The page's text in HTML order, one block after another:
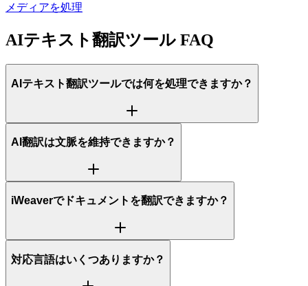
メディアを処理
AIテキスト翻訳ツール FAQ
AIテキスト翻訳ツールでは何を処理できますか？
AI翻訳は文脈を維持できますか？
iWeaverでドキュメントを翻訳できますか？
対応言語はいくつありますか？